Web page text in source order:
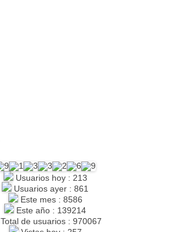
Usuarios hoy : 213
Usuarios ayer : 861
Este mes : 8586
Este año : 139214
Total de usuarios : 970067